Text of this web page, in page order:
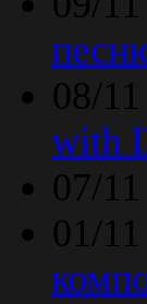
08/
with
07/
01/